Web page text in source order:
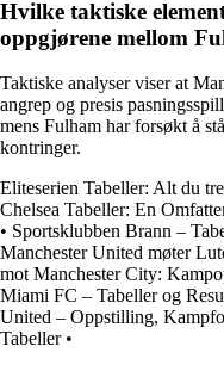
Hvilke taktiske
oppgjørene mellom
Taktiske analyser viser at
angrep og presis
mens Fulham har forsøkt å
kontringer.
Eliteserien Tabeller: Alt du
Chelsea Tabeller: En
• Sportsklubben Brann –
Manchester United møter
mot Manchester City:
Miami FC – Tabeller og
United – Oppstilling,
Tabeller•